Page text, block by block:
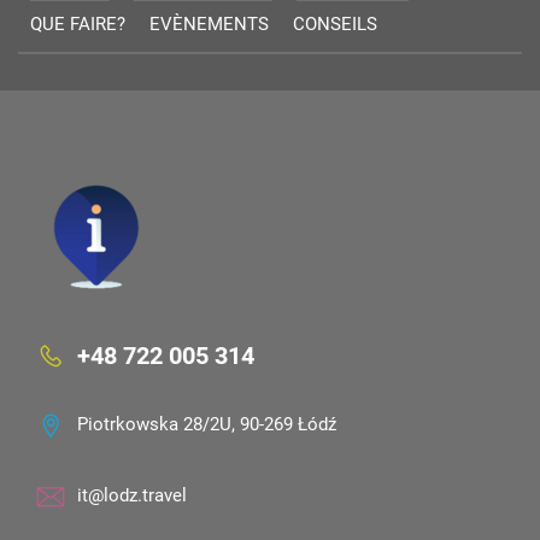
QUE FAIRE? EVÈNEMENTS CONSEILS
+48 722 005 314
Piotrkowska 28/2U, 90-269 Łódź
it@lodz.travel